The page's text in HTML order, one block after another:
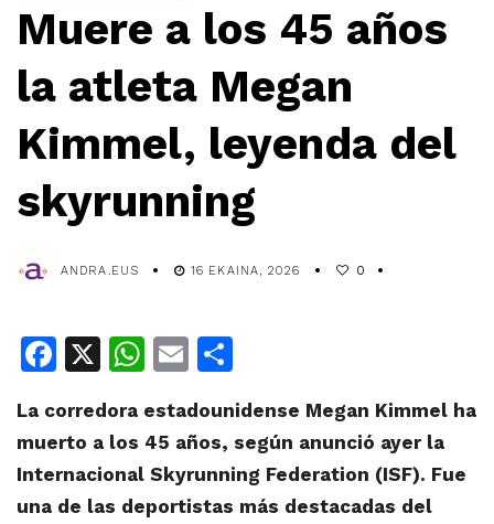
Muere a los 45 años
la atleta Megan
Kimmel, leyenda del
skyrunning
ANDRA.EUS 16 EKAINA, 2026 0
Facebook
X WhatsApp
Email
La corredora estadounidense Megan Kimmel ha
muerto a los 45 años, según anunció ayer la
Internacional Skyrunning Federation (ISF). Fue
una de las deportistas más destacadas del